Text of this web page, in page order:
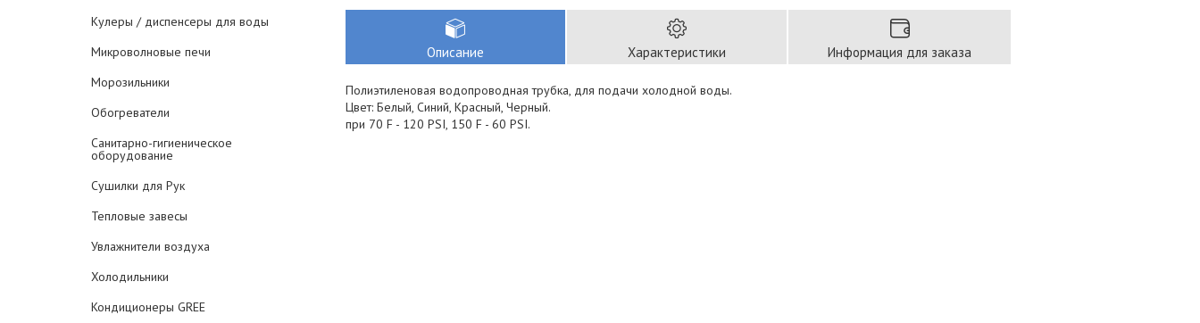
Кулеры / диспенсеры для воды
Микроволновые печи
Морозильники
Обогреватели
Санитарно-гигиеническое
оборудование
Сушилки для Рук
Тепловые завесы
Увлажнители воздуха
Холодильники
Кондиционеры GREE
Описание Характеристики Информация для заказа
Полиэтиленовая водопроводная трубка, для подачи холодной воды.
Цвет: Белый, Синий, Красный, Черный.
при 70 F - 120 PSI, 150 F - 60 PSI.